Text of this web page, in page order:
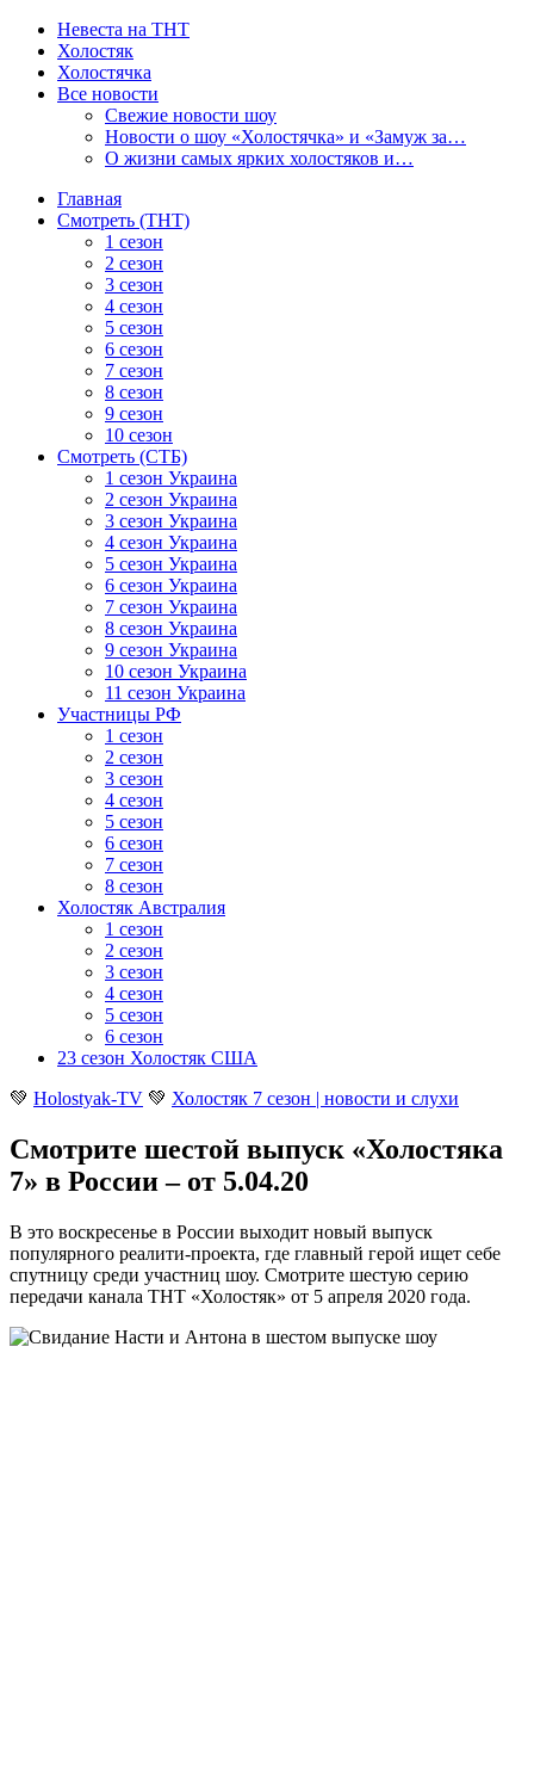
Невеста на ТНТ
Холостяк
Холостячка
Все новости
Свежие новости шоу
Новости о шоу «Холостячка» и «Замуж за…
О жизни самых ярких холостяков и…
Главная
Смотреть (ТНТ)
1 сезон
2 сезон
3 сезон
4 сезон
5 сезон
6 сезон
7 сезон
8 сезон
9 сезон
10 сезон
Смотреть (СТБ)
1 сезон Украина
2 сезон Украина
3 сезон Украина
4 сезон Украина
5 сезон Украина
6 сезон Украина
7 сезон Украина
8 сезон Украина
9 сезон Украина
10 сезон Украина
11 сезон Украина
Участницы РФ
1 сезон
2 сезон
3 сезон
4 сезон
5 сезон
6 сезон
7 сезон
8 сезон
Холостяк Австралия
1 сезон
2 сезон
3 сезон
4 сезон
5 сезон
6 сезон
23 сезон Холостяк США
💚 Holostyak-TV 💚 Холостяк 7 сезон | новости и слухи
Смотрите шестой выпуск «Холостяка
7» в России – от 5.04.20
В это воскресенье в России выходит новый выпуск
популярного реалити-проекта, где главный герой ищет себе
спутницу среди участниц шоу. Смотрите шестую серию
передачи канала ТНТ «Холостяк» от 5 апреля 2020 года.